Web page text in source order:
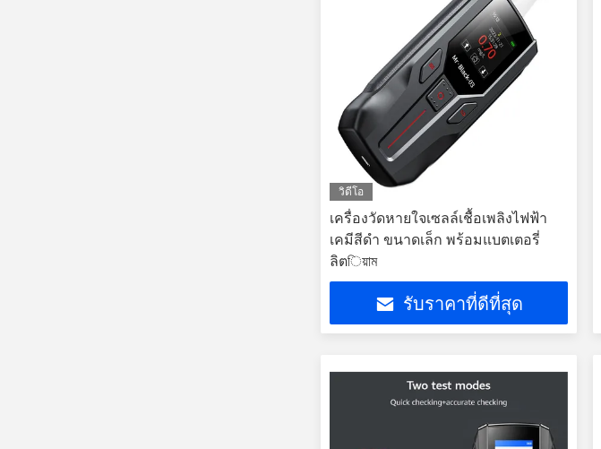
วิดีโอ
เครื่องวัดหายใจเซลล์เชื้อเพลิงไฟฟ้า
เคมีสีดํา ขนาดเล็ก พร้อมแบตเตอรี่
ลิตিয়াম
รับราคาที่ดีที่สุด